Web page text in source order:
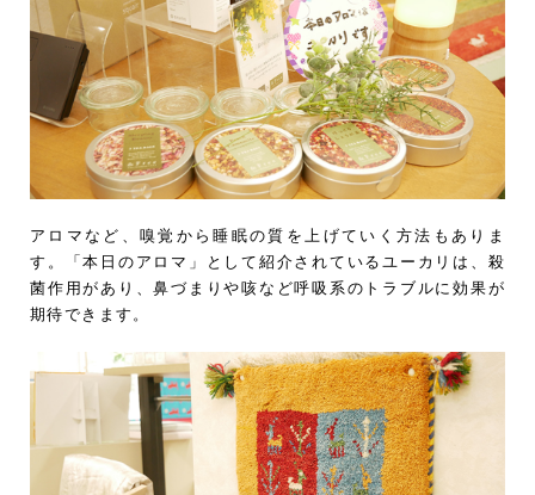
アロマなど、嗅覚から睡眠の質を上げていく方法もありま
す。「本日のアロマ」として紹介されているユーカリは、殺
菌作用があり、鼻づまりや咳など呼吸系のトラブルに効果が
期待できます。